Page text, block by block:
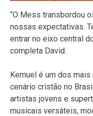
“O Mess transbordou
nossas expectativas.
entrar no eixo central
completa David.
Kemuel é um dos
cenário cristão no
artistas jovens e
musicais versáteis,